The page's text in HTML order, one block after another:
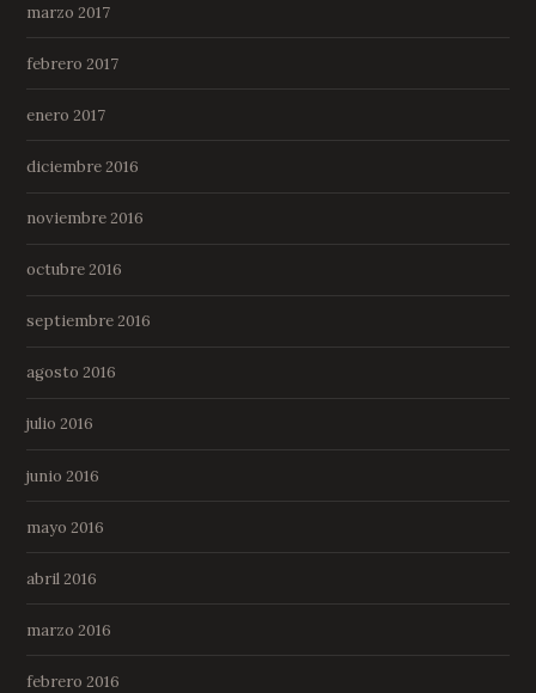
marzo 2017
febrero 2017
enero 2017
diciembre 2016
noviembre 2016
octubre 2016
septiembre 2016
agosto 2016
julio 2016
junio 2016
mayo 2016
abril 2016
marzo 2016
febrero 2016